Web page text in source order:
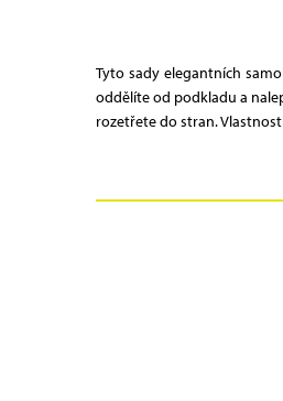
Tyto sady elegantních
oddělíte od podkladu a
rozetřete do stran.